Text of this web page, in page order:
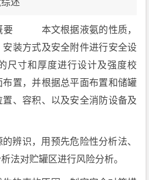
述
本文根据液氨的性质，
装方式及安全附件进行安全设
尺寸和厚度进行设计及强度校
置，并根据总平面布置和储罐
、容积、以及安全消防设备及
辨识，用预先危险性分析法、
法对贮罐区进行风险分析。